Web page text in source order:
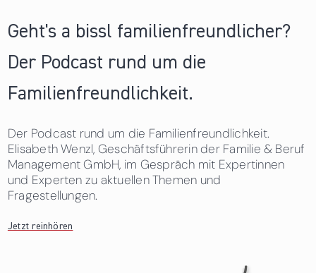
Geht's a bissl familienfreundlicher?
Der Podcast rund um die
Familienfreundlichkeit.
Der Podcast rund um die Familienfreundlichkeit.
Elisabeth Wenzl, Geschäftsführerin der Familie & Beruf
Management GmbH, im Gespräch mit Expertinnen
und Experten zu aktuellen Themen und
Fragestellungen.
Jetzt reinhören